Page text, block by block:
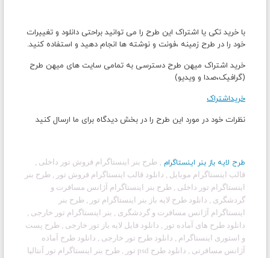
با خرید تکی یا اشتراک این طرح را می توانید براحتی دانلود و تغییرات
خود را در طرح زمینه ،فونت و نوشته ها انجام دهید و استفاده کنید.
خرید اشتراک میهن طرح دسترسی به تمامی سایت های میهن طرح
(گرافیک،صدا و ویدیو)
خریداشتراک
نظرات خود در مورد این طرح را در بخش دیدگاه برای ما ارسال کنید
طرح لایه باز بنر اینستاگرام , طرح بنر اینستاگرام فروش تور داخلی ,
قالب اینستاگرام موبایل , دانلود قالب اینستاگرام فروش تور , طرح بنر
اینستاگرام تور داخلی , طرح بنر اینستاگرام آژانس مسافرت و
گردشگری , دانلود طرح لایه باز بنر اینستاگرام تور , طرح بنر
اینستاگرام آژانس مسافرت و گردشگری , بنر اینستاگرام تور خارجی ,
دانلود طرح های آماده تور , دانلود فایل لایه باز تور خارجی , طرح پست
و استوری اینستاگرام , دانلود طرح تور خارجی , دانلود طرح آماده
آژانس مسافرتی , دانلود طرح psd تور , طرح بنر اینستاگرام تور آنتالیا